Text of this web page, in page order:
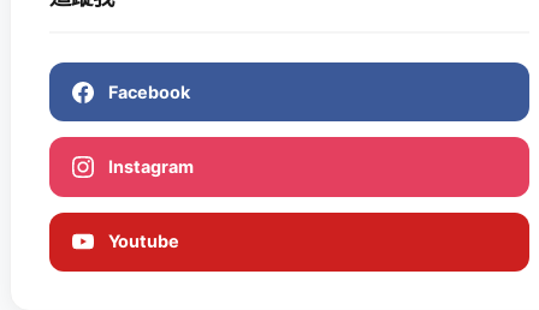
Facebook
Instagram
Youtube